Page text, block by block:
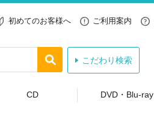
初めてのお客様へ ご利用案内
こだわり検索
CD DVD・Blu-ray